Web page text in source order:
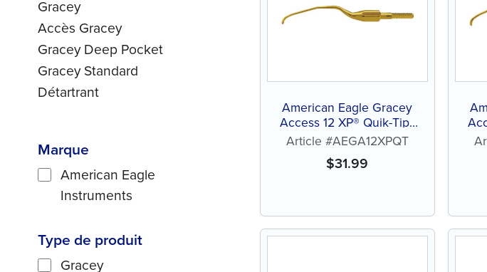
Gracey
Accès Gracey
Gracey Deep Pocket
Gracey Standard
Détartrant
Marque
American Eagle
Instruments
Type de produit
Gracey
American Eagle Gracey
Access 12 XP® Quik-Tip™
sans affûtage
Article #AEGA12XPQT
$31.99